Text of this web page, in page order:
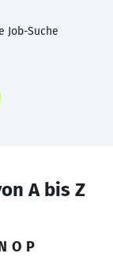
Job-Suche
A bis Z
O P